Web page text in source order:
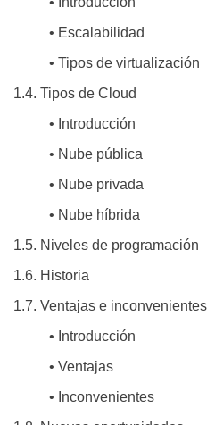
• Escalabilidad
• Tipos de virtualización
1.4. Tipos de Cloud
• Introducción
• Nube pública
• Nube privada
• Nube híbrida
1.5. Niveles de programación
1.6. Historia
1.7. Ventajas e inconvenientes
• Introducción
• Ventajas
• Inconvenientes